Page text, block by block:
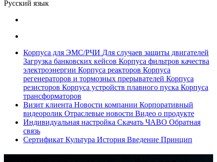
Русский язык
Корпуса для ЭМС/РЧИ Для случаев защиты двигателей
Загрузка банковских кейсов Корпуса фильтров качества
электроэнергии Корпуса реакторов Корпуса
регенераторов и тормозных прерывателей Корпуса
резисторов Корпуса устройств плавного пуска Корпуса
трансформаторов
Визит клиента Новости компании Корпоративный
видеоролик Отраслевые новости Видео о продукте
Индивидуальная настройка Скачать ЧАВО Обратная
связь
Сертификат Культура История Введение Принцип